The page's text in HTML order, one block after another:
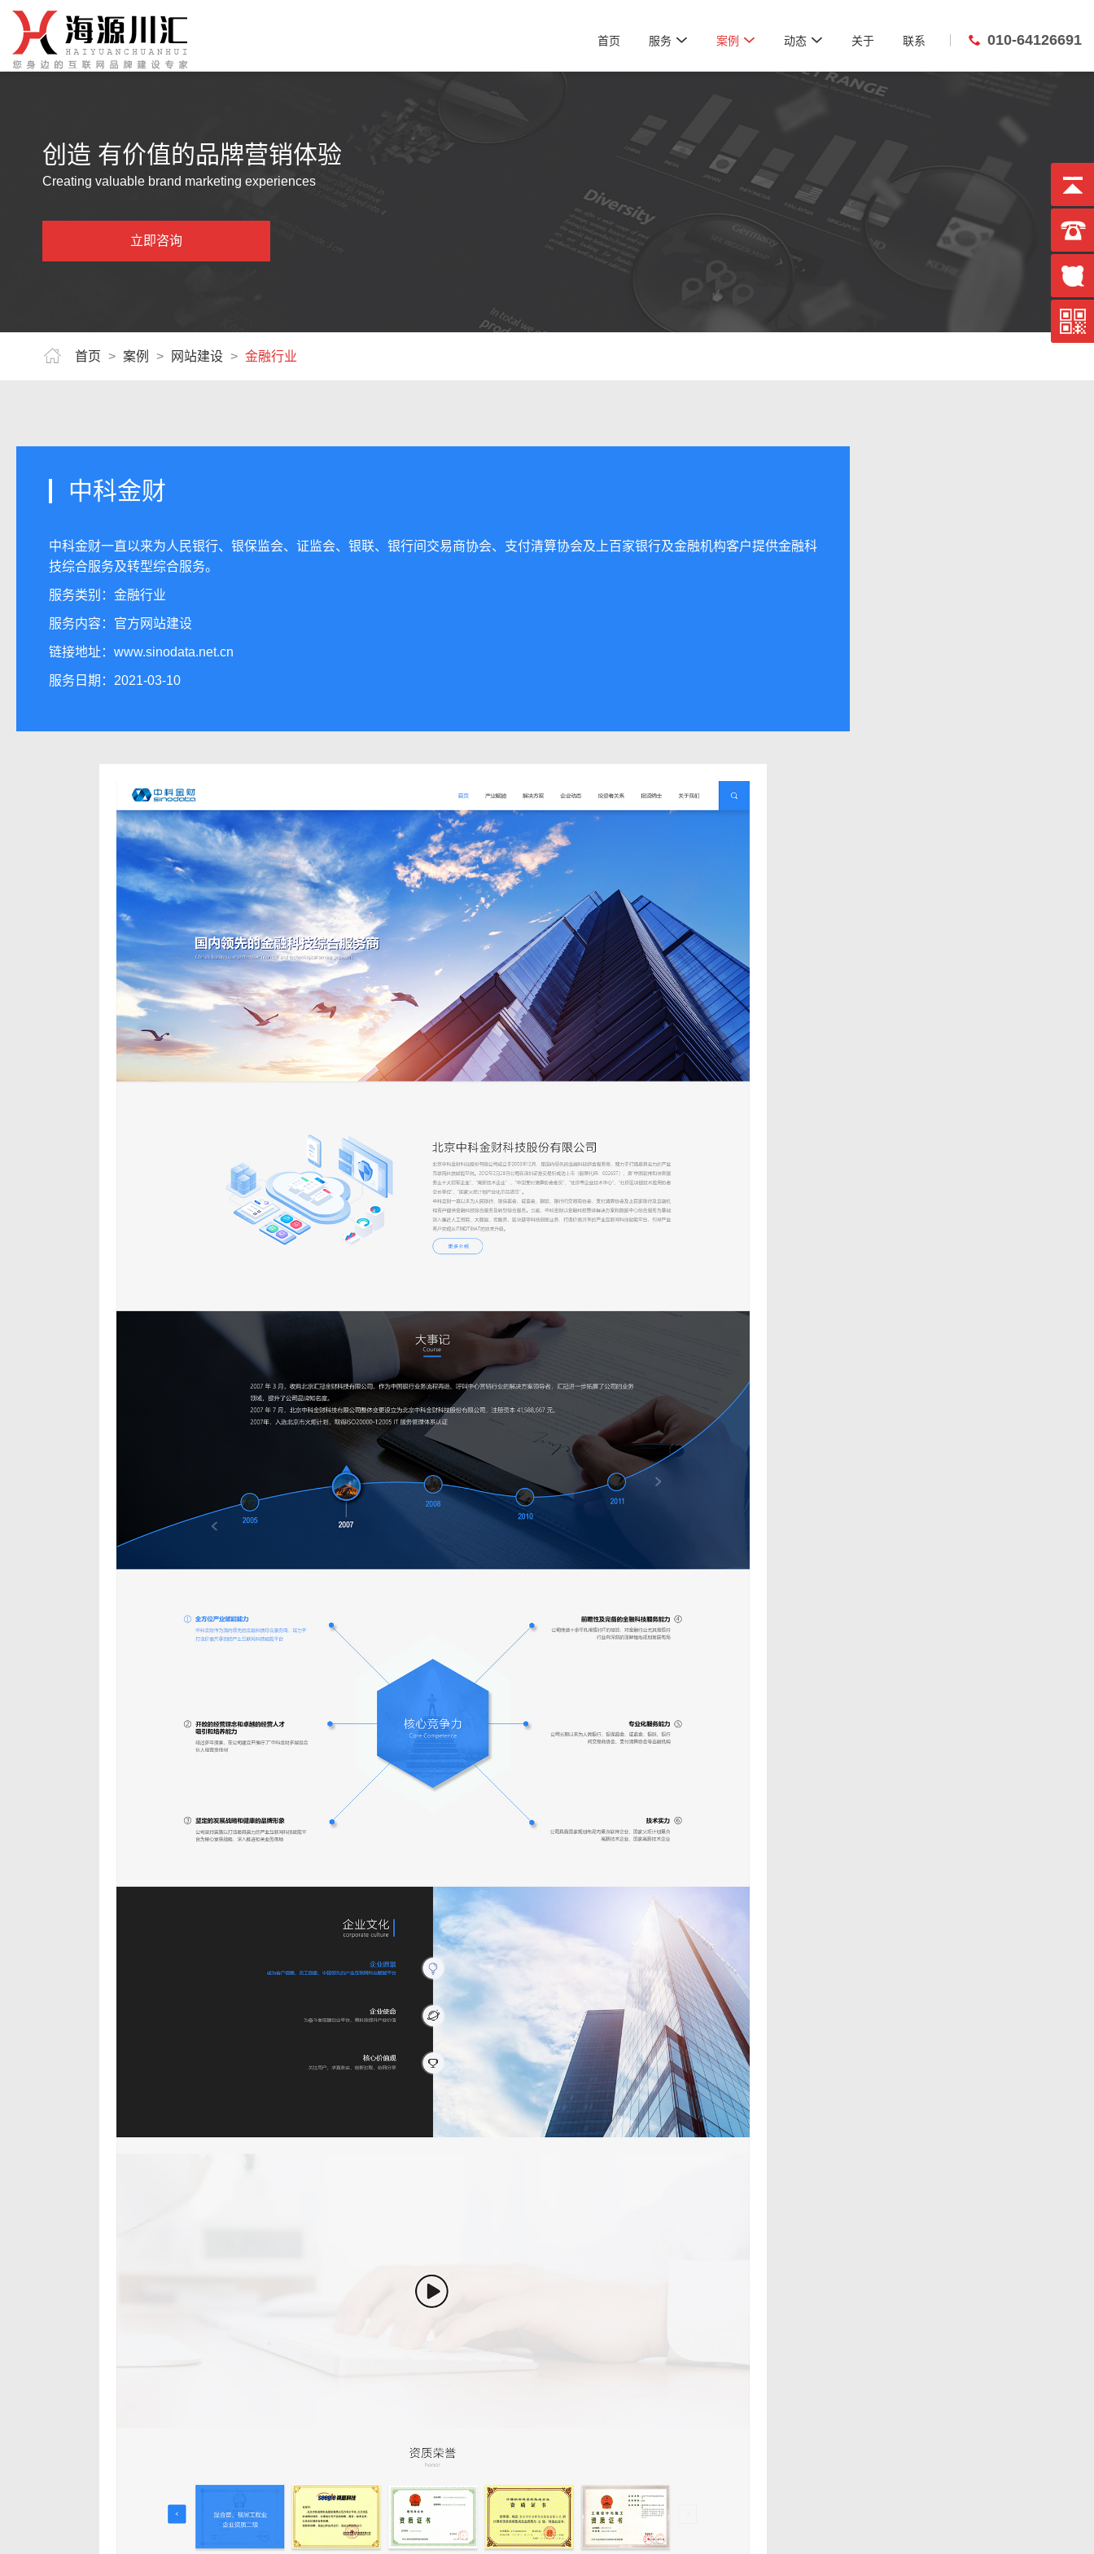
首页 服务  案例  动态  关于 联系 010-64126691
创造 有价值的品牌营销体验
Creating valuable brand marketing experiences
立即咨询
首页 > 案例 > 网站建设 > 金融行业
中科金财
中科金财一直以来为人民银行、银保监会、证监会、银联、银行间交易商协会、支付清算协会及上百家银行及金融机构客户提供金融科
技综合服务及转型综合服务。
服务类别：金融行业
服务内容： 官方网站建设
链接地址： www.sinodata.net.cn
服务日期：2021-03-10